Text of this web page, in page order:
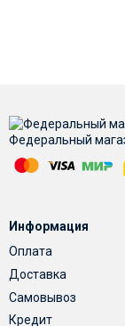
Федеральный
Информация
Оплата
Доставка
Самовывоз
Кредит